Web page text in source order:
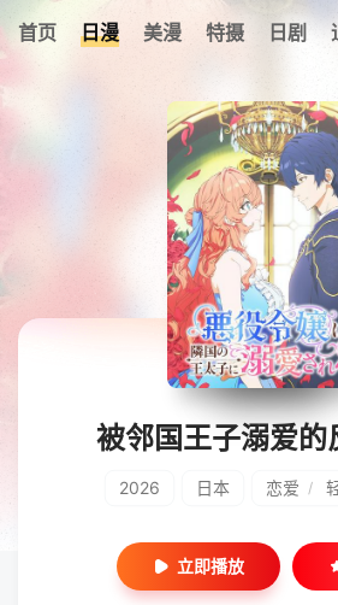
首页 日漫 美漫 特摄 日剧
暂无观看影片的记录
被邻国王子溺爱的
2026 日本 恋爱 /
立即播放